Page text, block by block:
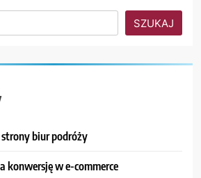
SZUKAJ
biur podróży
konwersję w e-commerce